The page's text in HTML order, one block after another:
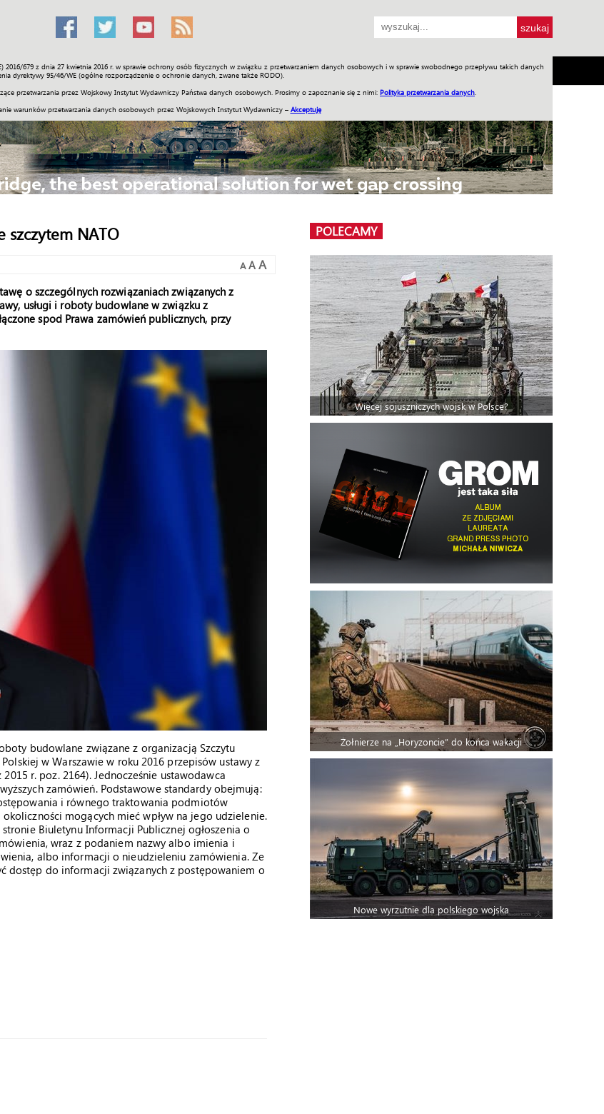
2016/679 z dnia 27 kwietnia 2016 r. w sprawie ochrony osób fizycznych w związku z przetwarzaniem danych osobowych i w sprawie swobodnego przepływu takich danych
dyrektywy 95/46/WE (ogólne rozporządzenie o ochronie danych, zwane także RODO).
przetwarzania przez Wojskowy Instytut Wydawniczy Państwa danych osobowych. Prosimy o zapoznanie się z nimi: Polityka przetwarzania danych
warunków przetwarzania danych osobowych przez Wojskowych Instytut Wydawniczy – Akceptuję
Społeczność Sport Historia Galerie Wideo ENGLISH SKLEP Jednodniówki Praca w WIW
szczytem NATO
A A A
o szczególnych rozwiązaniach związanych z
usługi i roboty budowlane w związku z
spod Prawa zamówień publicznych, przy
budowlane związane z organizacją Szczytu
w Warszawie w roku 2016 przepisów ustawy z
r. poz. 2164). Jednocześnie ustawodawca
zamówień. Podstawowe standardy obejmują:
i równego traktowania podmiotów
mogących mieć wpływ na jego udzielenie.
Biuletynu Informacji Publicznej ogłoszenia o
wraz z podaniem nazwy albo imienia i
albo informacji o nieudzieleniu zamówienia. Ze
dostęp do informacji związanych z postępowaniem o
POLECAMY
Więcej sojuszniczych wojsk w Polsce?
Żołnierze na „Horyzoncie” do końca wakacji
Nowe wyrzutnie dla polskiego wojska